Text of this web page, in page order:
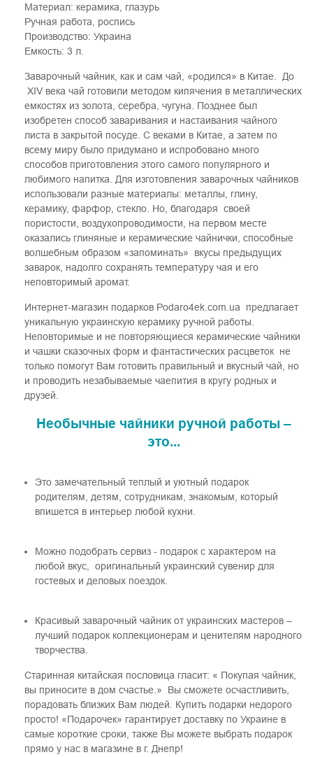
Материал: керамика, глазурь
Ручная работа, роспись
Производство: Украина
Емкость: 3 л.
Заварочный чайник, как и сам чай, «родился» в Китае. До
ХIV века чай готовили методом кипячения в металлических
емкостях из золота, серебра, чугуна. Позднее был
изобретен способ заваривания и настаивания чайного
листа в закрытой посуде. С веками в Китае, а затем по
всему миру было придумано и испробовано много
способов приготовления этого самого популярного и
любимого напитка. Для изготовления заварочных чайников
использовали разные материалы: металлы, глину,
керамику, фарфор, стекло. Но, благодаря своей
пористости, воздухопроводимости, на первом месте
оказались глиняные и керамические чайнички, способные
волшебным образом «запоминать» вкусы предыдущих
заварок, надолго сохранять температуру чая и его
неповторимый аромат.
Интернет-магазин подарков Podaro4ek.com.ua предлагает
уникальную украинскую керамику ручной работы.
Неповторимые и не повторяющиеся керамические чайники
и чашки сказочных форм и фантастических расцветок не
только помогут Вам готовить правильный и вкусный чай, но
и проводить незабываемые чаепития в кругу родных и
друзей.
Необычные чайники ручной работы –
это...
Это замечательный теплый и уютный подарок
родителям, детям, сотрудникам, знакомым, который
впишется в интерьер любой кухни.
Можно подобрать сервиз - подарок с характером на
любой вкус, оригинальный украинский сувенир для
гостевых и деловых поездок.
Красивый заварочный чайник от украинских мастеров –
лучший подарок коллекционерам и ценителям народного
творчества.
Старинная китайская пословица гласит: « Покупая чайник,
вы приносите в дом счастье.» Вы сможете осчастливить,
порадовать близких Вам людей. Купить подарки недорого
просто! «Подарочек» гарантирует доставку по Украине в
самые короткие сроки, также Вы можете выбрать подарок
прямо у нас в магазине в г. Днепр!